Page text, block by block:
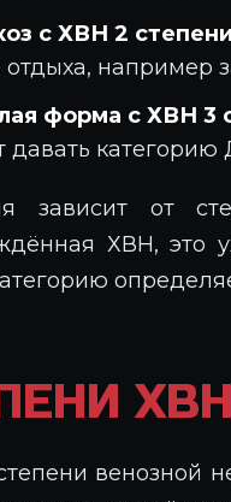
с ХВН 2 степени
отдыха, например
форма с ХВН 3
давать категорию
зависит от
ХВН, это
ХВН
венозной